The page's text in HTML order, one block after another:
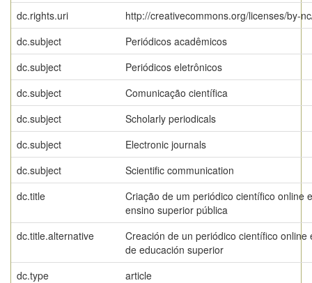
dc.rights.uri
http://creativecommons.org/licenses/by-
dc.subject
Periódicos acadêmicos
dc.subject
Periódicos eletrônicos
dc.subject
Comunicação científica
dc.subject
Scholarly periodicals
dc.subject
Electronic journals
dc.subject
Scientific communication
dc.title
Criação de um periódico científico online
ensino superior pública
dc.title.alternative
Creación de un periódico científico online
de educación superior
dc.type
article